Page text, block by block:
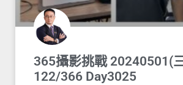
365攝影挑戰 20240501(
122/366 Day3025